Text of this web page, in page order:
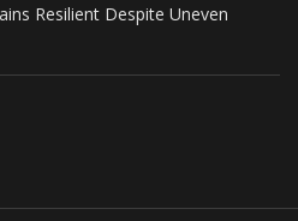
Resilient Despite Uneven